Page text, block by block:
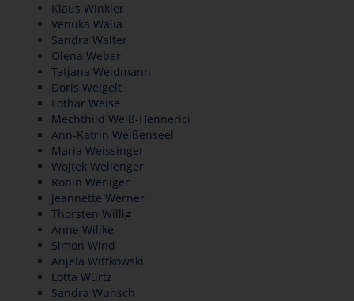
Klaus Winkler
Venuka Walia
Sandra Walter
Olena Weber
Tatjana Weidmann
Doris Weigelt
Lothar Weise
Mechthild Weiß-Hennerici
Ann-Katrin Weißenseel
Maria Weissinger
Wojtek Wellenger
Robin Weniger
Jeannette Werner
Thorsten Willig
Anne Willke
Simon Wind
Anjela Wittkowski
Lotta Würtz
Sandra Wunsch